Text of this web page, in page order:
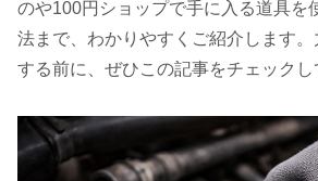
のや100円ショップで手に入る道具を
法まで、わかりやすくご紹介します
する前に、ぜひこの記事をチェックし